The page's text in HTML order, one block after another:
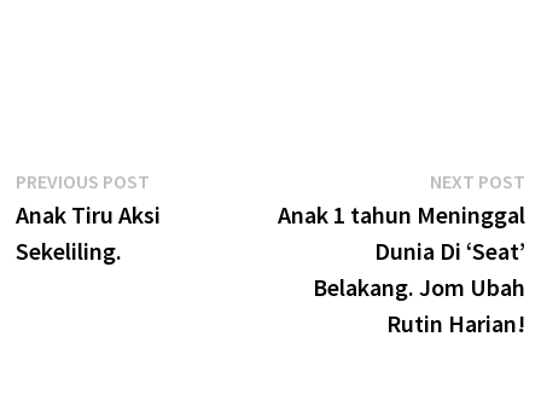
Post
navigation
PREVIOUS POSTPrevious
post:
Anak Tiru Aksi
Sekeliling.
NEXT POST
Anak 1 tahun Meninggal
Dunia Di ‘Seat’
Belakang. Jom Ubah
Rutin Harian!